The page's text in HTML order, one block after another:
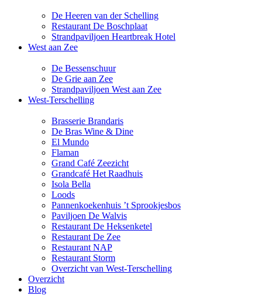
De Heeren van der Schelling
Restaurant De Boschplaat
Strandpaviljoen Heartbreak Hotel
West aan Zee
De Bessenschuur
De Grie aan Zee
Strandpaviljoen West aan Zee
West-Terschelling
Brasserie Brandaris
De Bras Wine & Dine
El Mundo
Flaman
Grand Café Zeezicht
Grandcafé Het Raadhuis
Isola Bella
Loods
Pannenkoekenhuis ’t Sprookjesbos
Paviljoen De Walvis
Restaurant De Heksenketel
Restaurant De Zee
Restaurant NAP
Restaurant Storm
Overzicht van West-Terschelling
Overzicht
Blog